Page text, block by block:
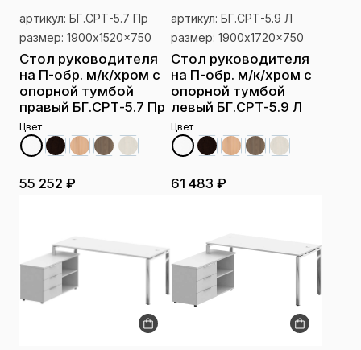
артикул: БГ.СРТ-5.7 Пр
размер: 1900x1520x750
Стол руководителя
на П-обр. м/к/хром с
опорной тумбой
правый БГ.СРТ-5.7 Пр
Цвет
55 252 ₽
артикул: БГ.СРТ-5.9 Л
размер: 1900x1720x750
Стол руководителя
на П-обр. м/к/хром с
опорной тумбой
левый БГ.СРТ-5.9 Л
Цвет
61 483 ₽